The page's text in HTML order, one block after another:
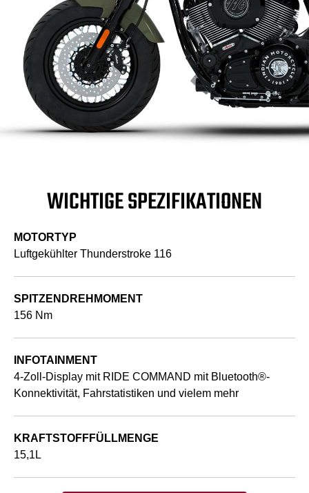
WICHTIGE SPEZIFIKATIONEN
MOTORTYP
Luftgekühlter Thunderstroke 116
SPITZENDREHMOMENT
156 Nm
INFOTAINMENT
4-Zoll-Display mit RIDE COMMAND mit Bluetooth®-
Konnektivität, Fahrstatistiken und vielem mehr
KRAFTSTOFFFÜLLMENGE
15,1L